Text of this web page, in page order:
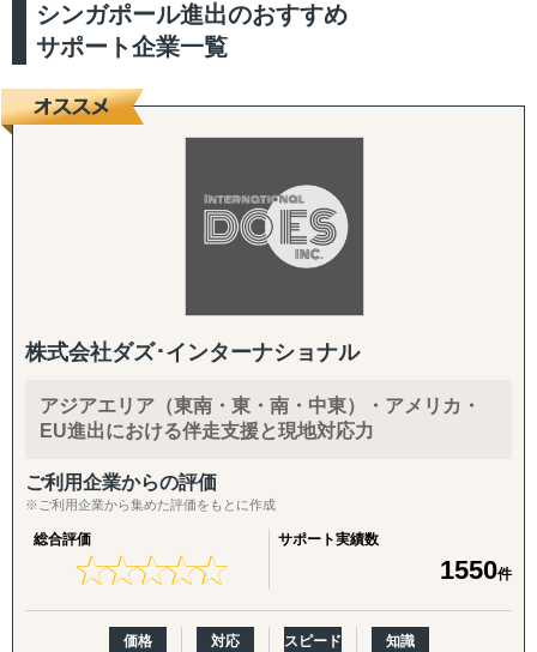
シンガポール進出のおすすめ
サポート企業一覧
株式会社ダズ･インターナショナル
アジアエリア（東南・東・南・中東）・アメリカ・
EU進出における伴走支援と現地対応力
ご利用企業からの評価
※ご利用企業から集めた評価をもとに作成
総合評価
★★★★★
★★★★★
サポート実績数
1550件
価格 対応 スピード 知識